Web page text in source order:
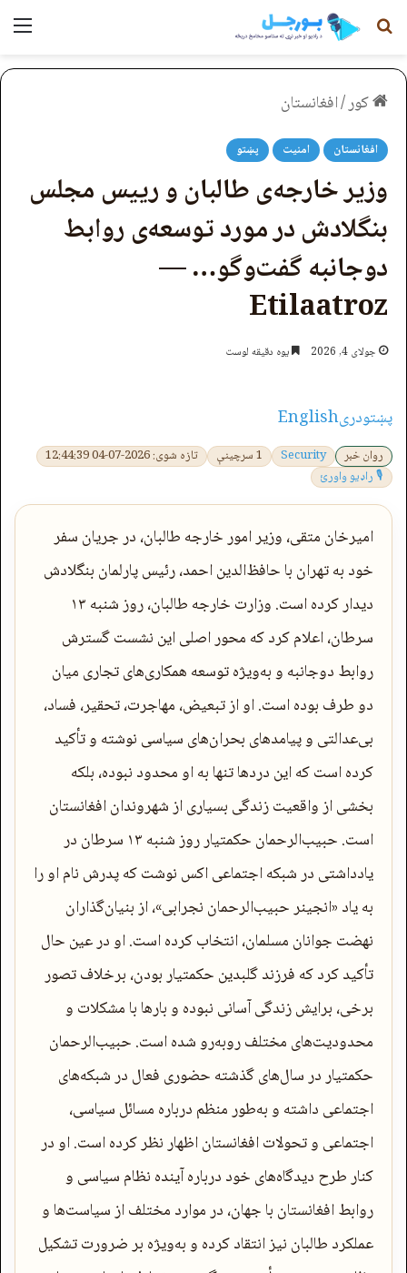
لټون
کور/افغانستان
افغانستان امنیت پښتو
وزیر خارجه‌ی طالبان و رییس مجلس
بنگلادش در مورد توسعه‌ی روابط
دوجانبه گفت‌وگو… —
Etilaatroz
جولای 4, 2026 یوه دقیقه لوست
پښتودریEnglish
روان خبر Security 1 سرچینې
تازه شوی: 2026-07-04 12:44:39
🎙 راډیو واورئ
امیرخان متقی، وزیر امور خارجه طالبان، در جریان سفر
خود به تهران با حافظ‌الدین احمد، رئیس پارلمان بنگلادش
دیدار کرده است. وزارت خارجه طالبان، روز شنبه ۱۳
سرطان، اعلام کرد که محور اصلی این نشست گسترش
روابط دوجانبه و به‌ویژه توسعه همکاری‌های تجاری میان
دو طرف بوده است. او از تبعیض، مهاجرت، تحقیر، فساد،
بی‌عدالتی و پیامدهای بحران‌های سیاسی نوشته و تأکید
کرده است که این دردها تنها به او محدود نبوده، بلکه
بخشی از واقعیت زندگی بسیاری از شهروندان افغانستان
است. حبیب‌الرحمان حکمتیار روز شنبه ۱۳ سرطان در
یادداشتی در شبکه اجتماعی اکس نوشت که پدرش نام او را
به یاد «انجینر حبیب‌الرحمان نجرابی»، از بنیان‌گذاران
نهضت جوانان مسلمان، انتخاب کرده است. او در عین حال
تأکید کرد که فرزند گلبدین حکمتیار بودن، برخلاف تصور
برخی، برایش زندگی آسانی نبوده و بارها با مشکلات و
محدودیت‌های مختلف روبه‌رو شده است. حبیب‌الرحمان
حکمتیار در سال‌های گذشته حضوری فعال در شبکه‌های
اجتماعی داشته و به‌طور منظم درباره مسائل سیاسی،
اجتماعی و تحولات افغانستان اظهار نظر کرده است. او در
کنار طرح دیدگاه‌های خود درباره آینده نظام سیاسی و
روابط افغانستان با جهان، در موارد مختلف از سیاست‌ها و
عملکرد طالبان نیز انتقاد کرده و به‌ویژه بر ضرورت تشکیل